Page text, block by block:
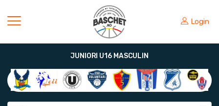
Login
JUNIORI U16 MASCULIN